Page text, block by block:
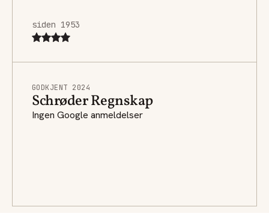
siden 1953
GODKJENT 2024
Schrøder Regnskap
Ingen Google anmeldelser